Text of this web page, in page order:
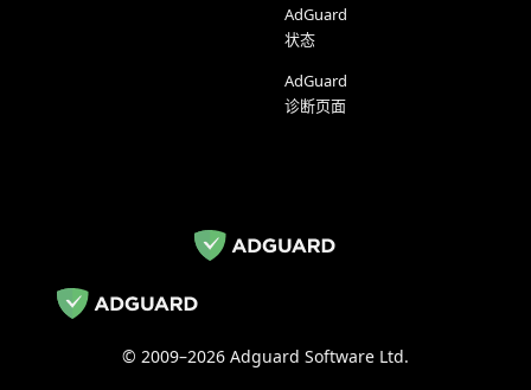
AdGuard
状态
AdGuard
诊断页面
© 2009–2026 Adguard Software Ltd.